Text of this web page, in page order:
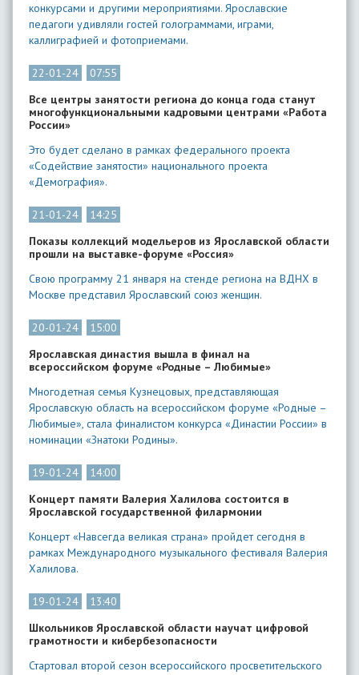
конкурсами и другими мероприятиями. Ярославские
педагоги удивляли гостей голограммами, играми,
каллиграфией и фотоприемами.
22-01-24
07:55
​Все центры занятости региона до конца года станут
многофункциональными кадровыми центрами «Работа
России»
Это будет сделано в рамках федерального проекта
«Содействие занятости» национального проекта
«Демография».
21-01-24
14:25
Показы коллекций модельеров из Ярославской области
прошли на выставке-форуме «Россия»
​Свою программу 21 января на стенде региона на ВДНХ в
Москве представил Ярославский союз женщин.
20-01-24
15:00
​Ярославская династия вышла в финал на
всероссийском форуме «Родные – Любимые»
Многодетная семья Кузнецовых, представляющая
Ярославскую область на всероссийском форуме «Родные –
Любимые», стала финалистом конкурса «Династии России» в
номинации «Знатоки Родины».
19-01-24
14:00
​Концерт памяти Валерия Халилова состоится в
Ярославской государственной филармонии
Концерт «Навсегда великая страна» пройдет сегодня в
рамках Международного музыкального фестиваля Валерия
Халилова.
19-01-24
13:40
Школьников Ярославской области научат цифровой
грамотности и кибербезопасности
Стартовал второй сезон всероссийского просветительского